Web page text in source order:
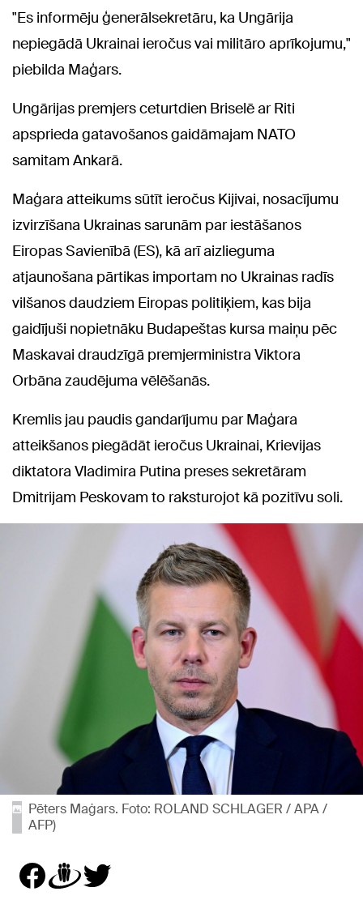
"Es informēju ģenerālsekretāru, ka Ungārija
nepiegādā Ukrainai ieročus vai militāro aprīkojumu,"
piebilda Maģars.
Ungārijas premjers ceturtdien Briselē ar Riti
apsprieda gatavošanos gaidāmajam NATO
samitam Ankarā.
Maģara atteikums sūtīt ieročus Kijivai, nosacījumu
izvirzīšana Ukrainas sarunām par iestāšanos
Eiropas Savienībā (ES), kā arī aizlieguma
atjaunošana pārtikas importam no Ukrainas radīs
vilšanos daudziem Eiropas politiķiem, kas bija
gaidījuši nopietnāku Budapeštas kursa maiņu pēc
Maskavai draudzīgā premjerministra Viktora
Orbāna zaudējuma vēlēšanās.
Kremlis jau paudis gandarījumu par Maģara
atteikšanos piegādāt ieročus Ukrainai, Krievijas
diktatora Vladimira Putina preses sekretāram
Dmitrijam Peskovam to raksturojot kā pozitīvu soli.
Pēters Maģars. Foto: ROLAND SCHLAGER / APA /
AFP)